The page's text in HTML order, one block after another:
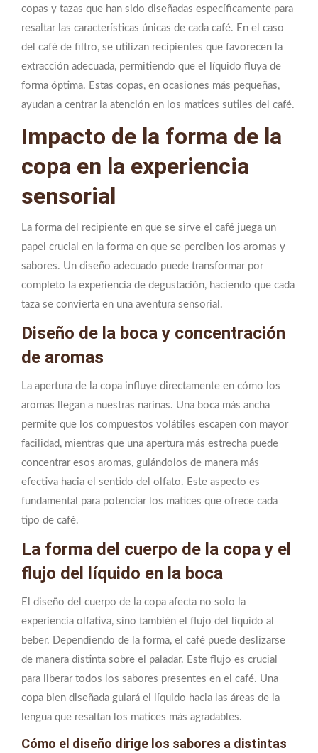
copas y tazas que han sido diseñadas específicamente para
resaltar las características únicas de cada café. En el caso
del café de filtro, se utilizan recipientes que favorecen la
extracción adecuada, permitiendo que el líquido fluya de
forma óptima. Estas copas, en ocasiones más pequeñas,
ayudan a centrar la atención en los matices sutiles del café.
Impacto de la forma de la
copa en la experiencia
sensorial
La forma del recipiente en que se sirve el café juega un
papel crucial en la forma en que se perciben los aromas y
sabores. Un diseño adecuado puede transformar por
completo la experiencia de degustación, haciendo que cada
taza se convierta en una aventura sensorial.
Diseño de la boca y concentración
de aromas
La apertura de la copa influye directamente en cómo los
aromas llegan a nuestras narinas. Una boca más ancha
permite que los compuestos volátiles escapen con mayor
facilidad, mientras que una apertura más estrecha puede
concentrar esos aromas, guiándolos de manera más
efectiva hacia el sentido del olfato. Este aspecto es
fundamental para potenciar los matices que ofrece cada
tipo de café.
La forma del cuerpo de la copa y el
flujo del líquido en la boca
El diseño del cuerpo de la copa afecta no solo la
experiencia olfativa, sino también el flujo del líquido al
beber. Dependiendo de la forma, el café puede deslizarse
de manera distinta sobre el paladar. Este flujo es crucial
para liberar todos los sabores presentes en el café. Una
copa bien diseñada guiará el líquido hacia las áreas de la
lengua que resaltan los matices más agradables.
Cómo el diseño dirige los sabores a distintas